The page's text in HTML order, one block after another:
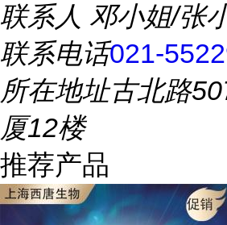
联系人 邓小姐/张
联系电话021-
所在地址古北路
厦12楼
推荐产品